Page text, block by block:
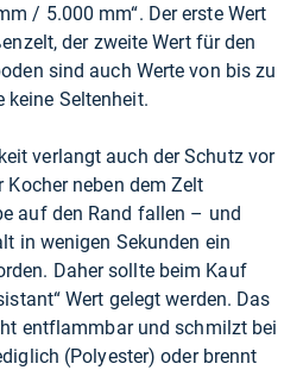
/ 5.000 mm“. Der erste Wert
der zweite Wert für den
sind auch Werte von bis zu
keine Seltenheit.
verlangt auch der Schutz vor
Kocher neben dem Zelt
auf den Rand fallen – und
in wenigen Sekunden ein
Daher sollte beim Kauf
Wert gelegt werden. Das
entflammbar und schmilzt bei
(Polyester) oder brennt